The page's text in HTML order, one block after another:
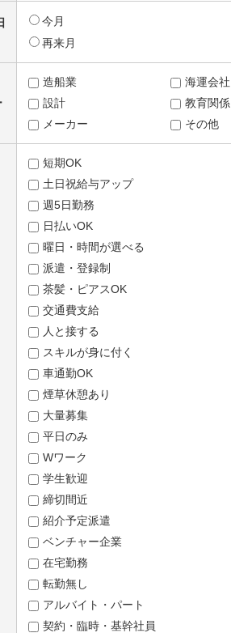
今月
再来月
造船業 海運会社
設計
教育関係
メーカー
その他
短期OK
土日祝給与アップ
週5日勤務
日払いOK
曜日・時間が選べる
派遣・登録制
茶髪・ピアスOK
交通費支給
人と接する
スキルが身に付く
車通勤OK
煙草休憩あり
大量募集
平日のみ
Wワーク
学生歓迎
締切間近
紹介予定派遣
ベンチャー企業
在宅勤務
転勤無し
アルバイト・パート
契約・臨時・基幹社員